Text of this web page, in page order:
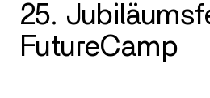
25.
FutureCamp